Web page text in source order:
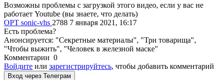
Возможны проблемы с загрузкой этого видео, если у вас не
работает Youtube (вы знаете, что делать)
ОРТ sonic-vhs 2788 7 января 2021, 16:17
Есть проблема?
Анонсируется: "Секретные материалы", "Три товарища",
"Чтобы выжить", "Человек в железной маске"
Комментарии 0
Войдите или зарегистрируйтесь, чтобы добавить комментарий
Вход через Телеграм